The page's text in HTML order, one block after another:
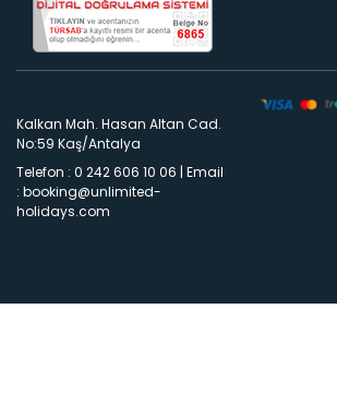
Kalkan Mah. Hasan Altan Cad.
No:59 Kaş/Antalya
Telefon : 0 242 606 10 06 | Email
: booking@unlimited-
holidays.com